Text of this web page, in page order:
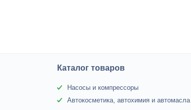
Каталог товаров
Насосы и компрессоры
Автокосметика, автохимия и автомасла